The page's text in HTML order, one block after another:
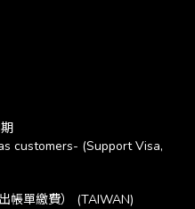
customers- (Support Visa,
帳單繳費） (TAIWAN)